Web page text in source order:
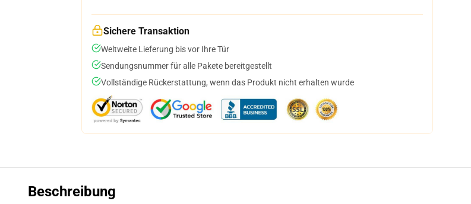
Sichere Transaktion
Weltweite Lieferung bis vor Ihre Tür
Sendungsnummer für alle Pakete bereitgestellt
Vollständige Rückerstattung, wenn das Produkt nicht erhalten wurde
Beschreibung